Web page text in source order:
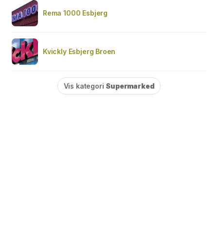
Rema 1000 Esbjerg
Kvickly Esbjerg Broen
Vis kategori Supermarked